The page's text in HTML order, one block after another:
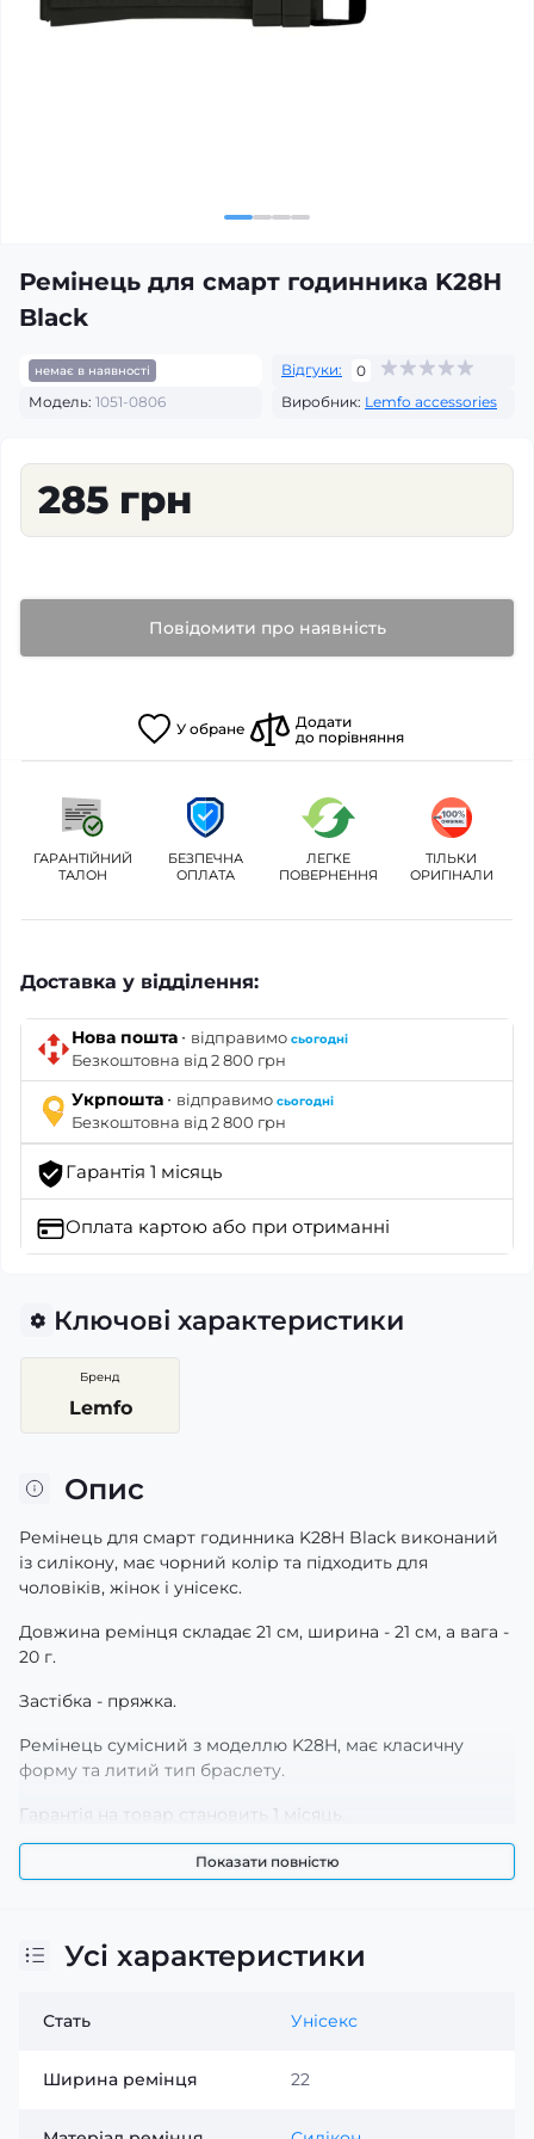
Ремінець для смарт годинника K28H
Black
немає в наявності Відгуки:
0
Модель: 1051-0806 Виробник: Lemfo accessories
285 грн
Повідомити про наявність
У обране
Додати
до порівняння
ГАРАНТІЙНИЙ
ТАЛОН
БЕЗПЕЧНА
ОПЛАТА
ЛЕГКЕ
ПОВЕРНЕННЯ
ТІЛЬКИ
ОРИГІНАЛИ
Доставка у відділення:
Нова пошта · відправимо сьогодні
Безкоштовна від 2 800 грн
Укрпошта · відправимо сьогодні
Безкоштовна від 2 800 грн
Гарантія 1 місяць
Оплата картою або при отриманні
Ключові характеристики
Бренд
Lemfo
Опис
Ремінець для смарт годинника K28H Black виконаний
із силікону, має чорний колір та підходить для
чоловіків, жінок і унісекс.
Довжина ремінця складає 21 см, ширина - 21 см, а вага -
20 г.
Застібка - пряжка.
Ремінець сумісний з моделлю K28H, має класичну
форму та литий тип браслету.
Гарантія на товар становить 1 місяць.
Виробник - компанія Lemfo, країна - Китай.
Показати повністю
Усі характеристики
Стать Унісекс
Ширина ремінця 22